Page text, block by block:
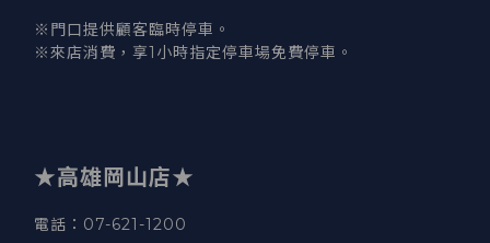
※門口提供顧客臨時停車。
※來店消費，享1小時指定停車場免費停車。
★高雄岡山店★
電話：07-621-1200